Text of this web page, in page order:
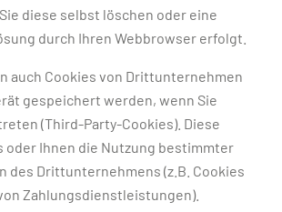
diese selbst löschen oder eine
durch Ihren Webbrowser erfolgt.
auch Cookies von Drittunternehmen
gespeichert werden, wenn Sie
(Third-Party-Cookies). Diese
oder Ihnen die Nutzung bestimmter
des Drittunternehmens (z.B. Cookies
Zahlungsdienstleistungen).